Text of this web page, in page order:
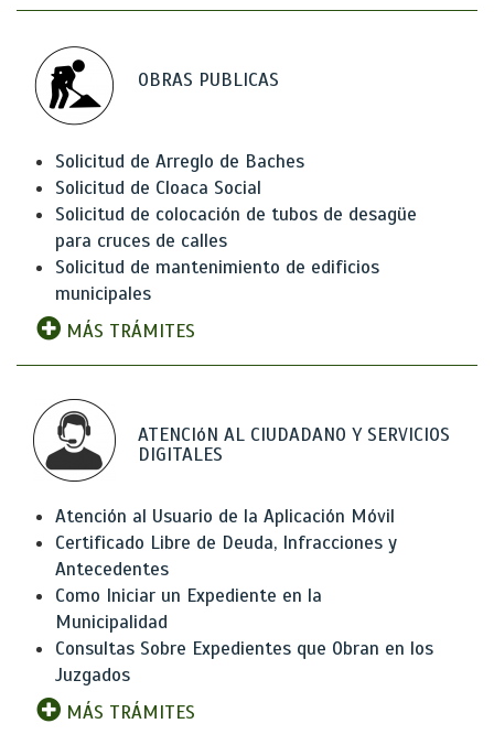
OBRAS PUBLICAS
Solicitud de Arreglo de Baches
Solicitud de Cloaca Social
Solicitud de colocación de tubos de desagüe
para cruces de calles
Solicitud de mantenimiento de edificios
municipales
MÁS TRÁMITES
ATENCIóN AL CIUDADANO Y SERVICIOS
DIGITALES
Atención al Usuario de la Aplicación Móvil
Certificado Libre de Deuda, Infracciones y
Antecedentes
Como Iniciar un Expediente en la
Municipalidad
Consultas Sobre Expedientes que Obran en los
Juzgados
MÁS TRÁMITES